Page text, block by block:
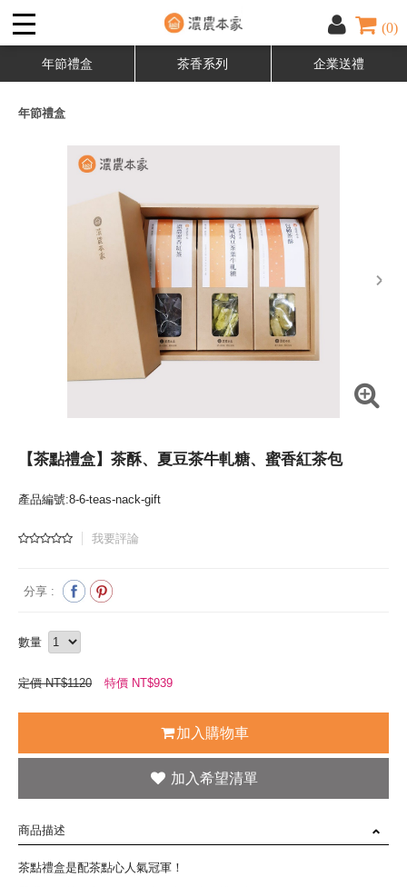
(0)
年節禮盒 茶香系列 企業送禮
年節禮盒
next
【茶點禮盒】茶酥、夏豆茶牛軋糖、蜜香紅茶包
產品編號:8-6-teas-nack-gift
我要評論
分享 :
數量
定價 NT$1120 特價 NT$939
加入購物車
商品描述
茶點禮盒是配茶點心人氣冠軍！